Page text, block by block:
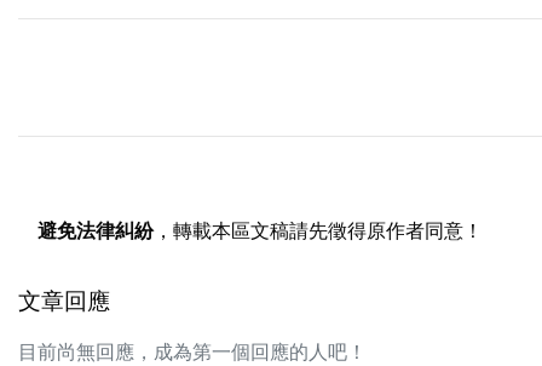
避免法律糾紛，轉載本區文稿請先徵得原作者同意！
文章回應
目前尚無回應，成為第一個回應的人吧！